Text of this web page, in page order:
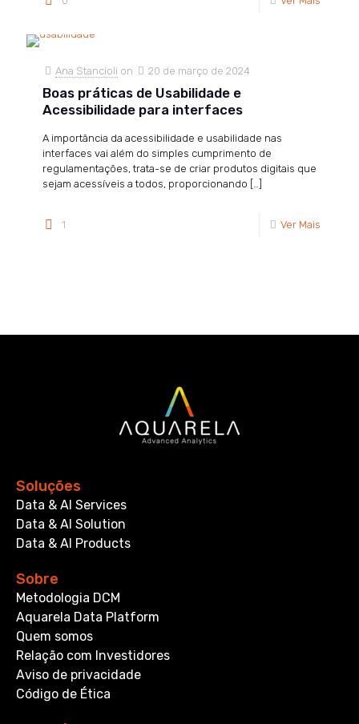
Ana Stancioli on 20 de março de 2024
Boas práticas de Usabilidade e
Acessibilidade para interfaces
A importância da acessibilidade e usabilidade nas
interfaces vai além do simples cumprimento de
regulamentações, trata-se de criar produtos digitais que
sejam acessíveis a todos, proporcionando […]
1 Ver Mais
Soluções
Data & AI Services
Data & AI Solution
Data & AI Products
Sobre
Metodologia DCM
Aquarela Data Platform
Quem somos
Relação com Investidores
Aviso de privacidade
Código de Ética